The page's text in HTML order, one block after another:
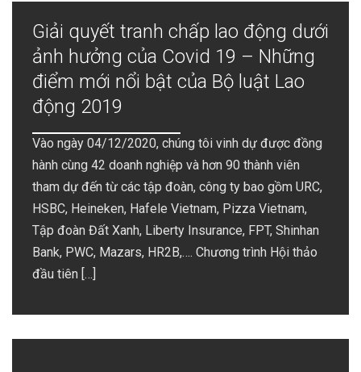
Giải quyết tranh chấp lao động dưới
ảnh hưởng của Covid 19 – Những
điểm mới nổi bật của Bộ luật Lao
động 2019
Vào ngày 04/12/2020, chúng tôi vinh dự được đồng
hành cùng 42 doanh nghiệp và hơn 90 thành viên
tham dự đến từ các tập đoàn, công ty bao gồm URC,
HSBC, Heineken, Hafele Vietnam, Pizza Vietnam,
Tập đoàn Đất Xanh, Liberty Insurance, FPT, Shinhan
Bank, PWC, Mazars, HR2B,…. Chương trình Hội thảo
đầu tiên […]